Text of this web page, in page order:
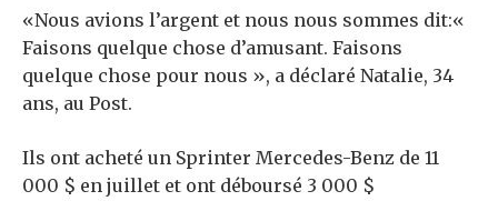
«Nous avions l’argent et nous nous sommes dit:«
Faisons quelque chose d’amusant. Faisons
quelque chose pour nous », a déclaré Natalie, 34
ans, au Post.
Ils ont acheté un Sprinter Mercedes-Benz de 11
000 $ en juillet et ont déboursé 3 000 $